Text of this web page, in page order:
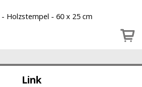
Link
Holzstempel - 60 x 25 cm